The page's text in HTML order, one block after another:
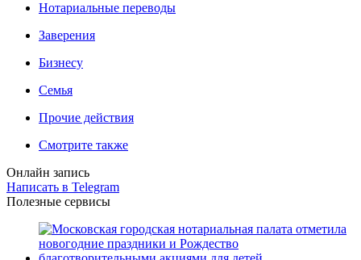
Нотариальные переводы
Заверения
Бизнесу
Семья
Прочие действия
Смотрите также
Онлайн запись
Написать в Telegram
Полезные сервисы